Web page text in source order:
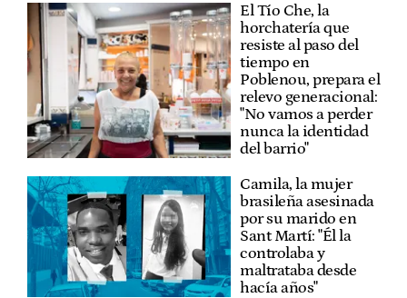
El Tío Che, la
horchatería que
resiste al paso del
tiempo en
Poblenou, prepara el
relevo generacional:
"No vamos a perder
nunca la identidad
del barrio"
Camila, la mujer
brasileña asesinada
por su marido en
Sant Martí: "Él la
controlaba y
maltrataba desde
hacía años"